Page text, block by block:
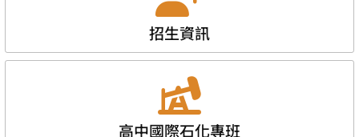
招生資訊
高中國際石化專班